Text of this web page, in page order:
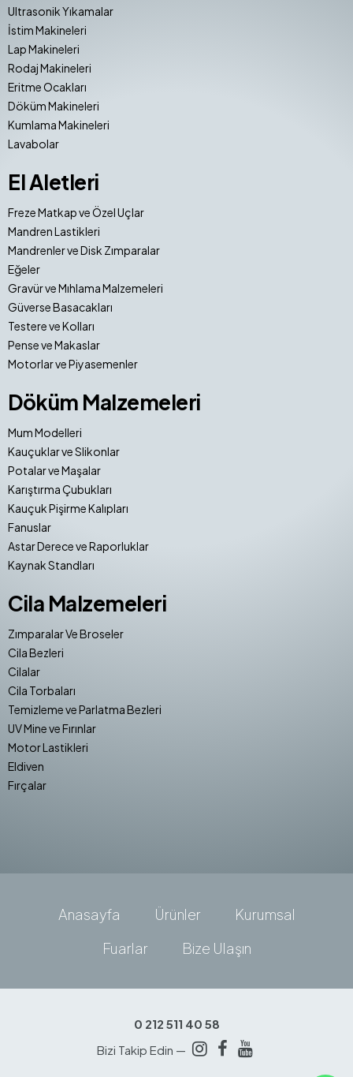
Ultrasonik Yıkamalar
İstim Makineleri
Lap Makineleri
Rodaj Makineleri
Eritme Ocakları
Döküm Makineleri
Kumlama Makineleri
Lavabolar
El Aletleri
Freze Matkap ve Özel Uçlar
Mandren Lastikleri
Mandrenler ve Disk Zımparalar
Eğeler
Gravür ve Mıhlama Malzemeleri
Güverse Basacakları
Testere ve Kolları
Pense ve Makaslar
Motorlar ve Piyasemenler
Döküm Malzemeleri
Mum Modelleri
Kauçuklar ve Slikonlar
Potalar ve Maşalar
Karıştırma Çubukları
Kauçuk Pişirme Kalıpları
Fanuslar
Astar Derece ve Raporluklar
Kaynak Standları
Cila Malzemeleri
Zımparalar Ve Broseler
Cila Bezleri
Cilalar
Cila Torbaları
Temizleme ve Parlatma Bezleri
UV Mine ve Fırınlar
Motor Lastikleri
Eldiven
Fırçalar
Anasayfa Ürünler
Kurumsal
Fuarlar
Bize Ulaşın
0 212 511 40 58
Bizi Takip Edin —